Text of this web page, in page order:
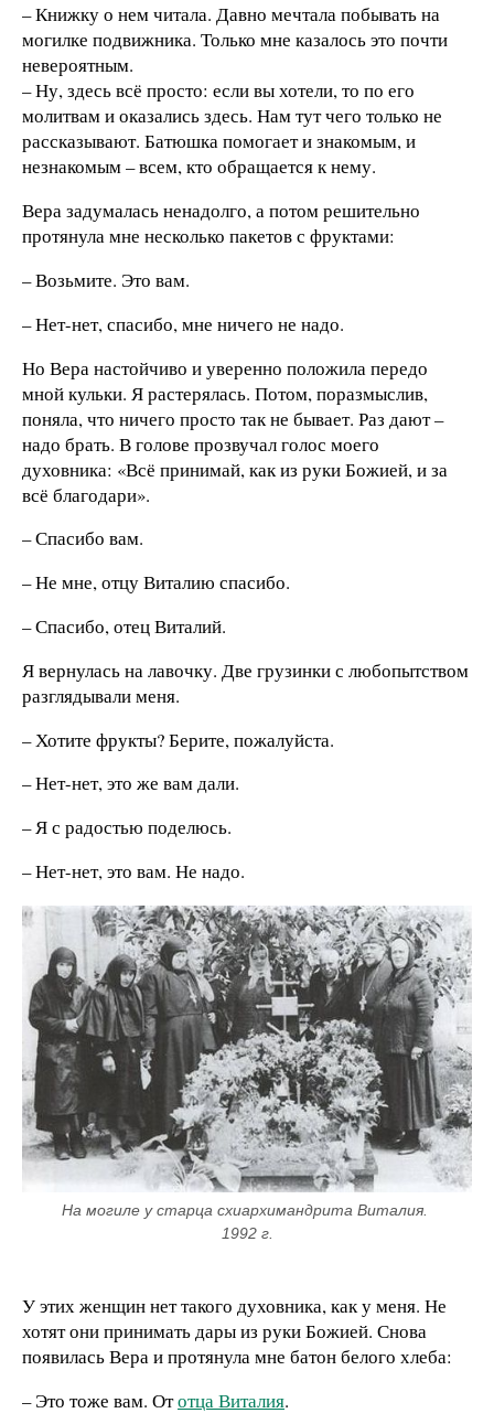
– Книжку о нем читала. Давно мечтала побывать на
могилке подвижника. Только мне казалось это почти
невероятным.
– Ну, здесь всё просто: если вы хотели, то по его
молитвам и оказались здесь. Нам тут чего только не
рассказывают. Батюшка помогает и знакомым, и
незнакомым – всем, кто обращается к нему.
Вера задумалась ненадолго, а потом решительно
протянула мне несколько пакетов с фруктами:
– Возьмите. Это вам.
– Нет-нет, спасибо, мне ничего не надо.
Но Вера настойчиво и уверенно положила передо
мной кульки. Я растерялась. Потом, поразмыслив,
поняла, что ничего просто так не бывает. Раз дают –
надо брать. В голове прозвучал голос моего
духовника: «Всё принимай, как из руки Божией, и за
всё благодари».
– Спасибо вам.
– Не мне, отцу Виталию спасибо.
– Спасибо, отец Виталий.
Я вернулась на лавочку. Две грузинки с любопытством
разглядывали меня.
– Хотите фрукты? Берите, пожалуйста.
– Нет-нет, это же вам дали.
– Я с радостью поделюсь.
– Нет-нет, это вам. Не надо.
На могиле у старца схиархимандрита Виталия.
1992 г.
У этих женщин нет такого духовника, как у меня. Не
хотят они принимать дары из руки Божией. Снова
появилась Вера и протянула мне батон белого хлеба:
– Это тоже вам. Ототца Виталия.